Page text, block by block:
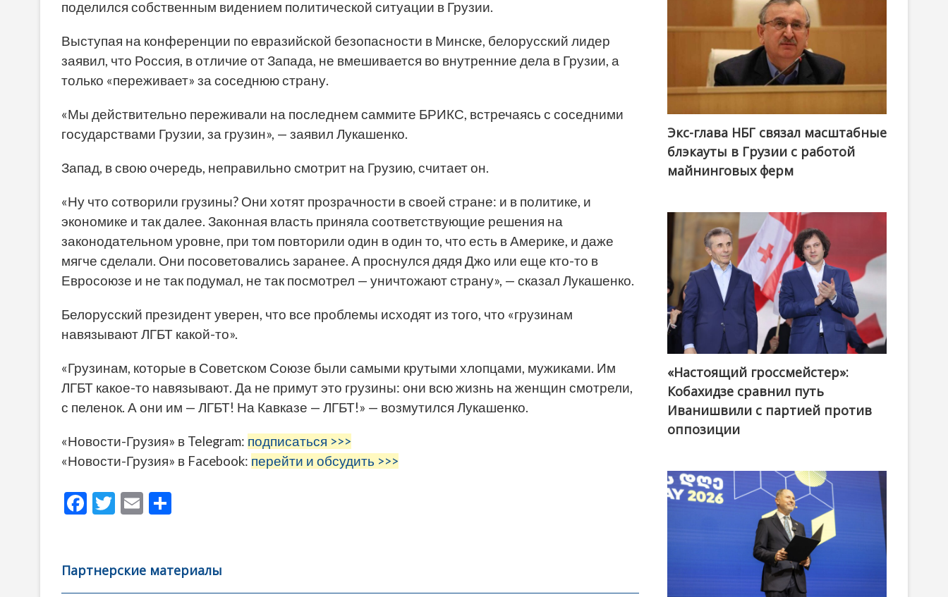
поделился собственным видением политической ситуации в Грузии.
Выступая на конференции по евразийской безопасности в Минске, белорусский лидер
заявил, что Россия, в отличие от Запада, не вмешивается во внутренние дела в Грузии, а
только «переживает» за соседнюю страну.
«Мы действительно переживали на последнем саммите БРИКС, встречаясь с соседними
государствами Грузии, за грузин», — заявил Лукашенко.
Запад, в свою очередь, неправильно смотрит на Грузию, считает он.
«Ну что сотворили грузины? Они хотят прозрачности в своей стране: и в политике, и
экономике и так далее. Законная власть приняла соответствующие решения на
законодательном уровне, при том повторили один в один то, что есть в Америке, и даже
мягче сделали. Они посоветовались заранее. А проснулся дядя Джо или еще кто-то в
Евросоюзе и не так подумал, не так посмотрел — уничтожают страну», — сказал Лукашенко.
Белорусский президент уверен, что все проблемы исходят из того, что «грузинам
навязывают ЛГБТ какой-то».
«Грузинам, которые в Советском Союзе были самыми крутыми хлопцами, мужиками. Им
ЛГБТ какое-то навязывают. Да не примут это грузины: они всю жизнь на женщин смотрели,
с пеленок. А они им — ЛГБТ! На Кавказе — ЛГБТ!» — возмутился Лукашенко.
«Новости-Грузия» в Telegram: подписаться >>>
«Новости-Грузия» в Facebook: перейти и обсудить >>>
F
b
T
er
E
l
а
Партнерские материалы
Экс-глава НБГ связал масштабные
блэкауты в Грузии с работой
майнинговых ферм
@ქართული ოცნება / Georgian Dream
«Настоящий гроссмейстер»:
Кобахидзе сравнил путь
Иванишвили с партией против
оппозиции